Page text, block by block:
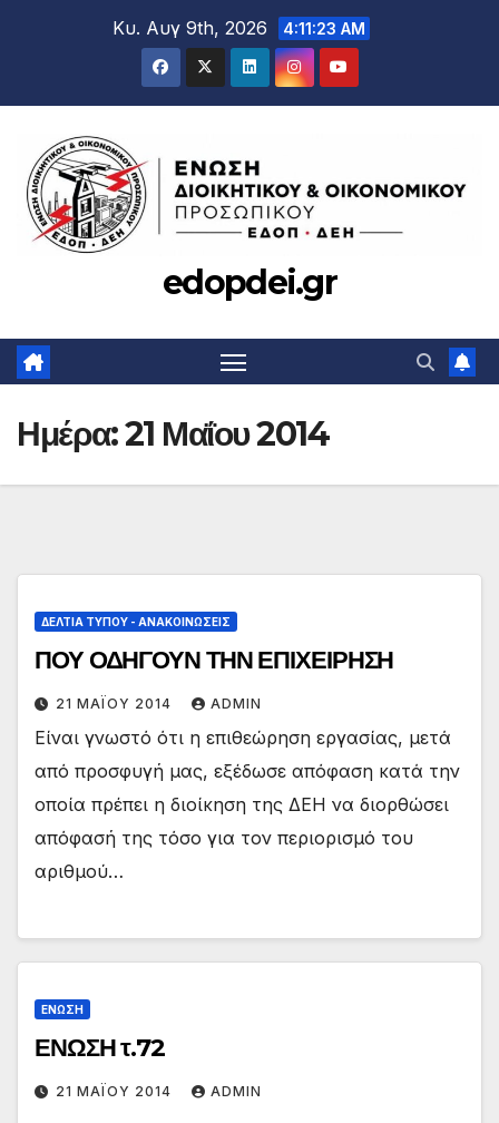
Κυ. Αυγ 9th, 2026 4:11:24 AM
edopdei.gr
Ημέρα:21 Μαΐου 2014
ΔΕΛΤΊΑ ΤΎΠΟΥ - ΑΝΑΚΟΙΝΏΣΕΙΣ
ΠΟΥ ΟΔΗΓΟΥΝ ΤΗΝ ΕΠΙΧΕΙΡΗΣΗ
21 ΜΑΪ́ΟΥ 2014 ADMIN
Είναι γνωστό ότι η επιθεώρηση εργασίας, μετά
από προσφυγή μας, εξέδωσε απόφαση κατά την
οποία πρέπει η διοίκηση της ΔΕΗ να διορθώσει
απόφασή της τόσο για τον περιορισμό του
αριθμού…
ΕΝΩΣΗ
ΕΝΩΣΗ τ.72
21 ΜΑΪ́ΟΥ 2014 ADMIN